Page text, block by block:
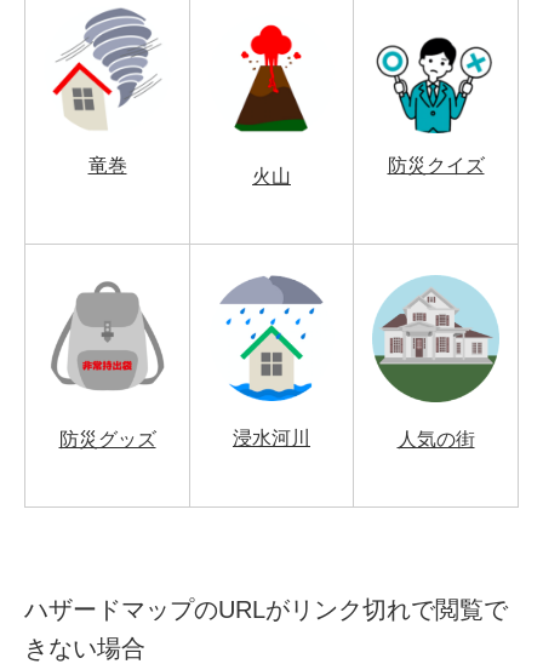
竜巻
火山
防災クイズ
防災グッズ 浸水河川 人気の街
ハザードマップのURLがリンク切れで閲覧で
きない場合